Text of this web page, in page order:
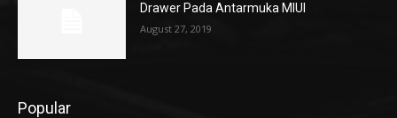
Drawer Pada Antarmuka MIUI
August 27, 2019
Popular